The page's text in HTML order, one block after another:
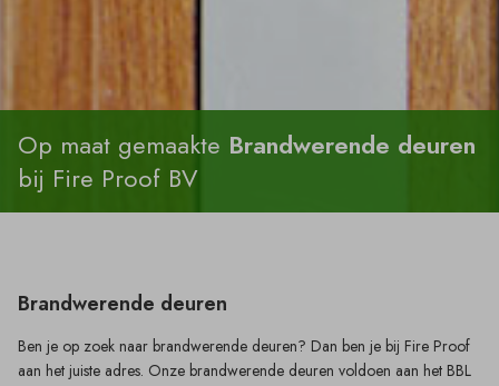
Op maat gemaakte Brandwerende deuren
bij Fire Proof BV
Brandwerende deuren
Ben je op zoek naar brandwerende deuren? Dan ben je bij Fire Proof
aan het juiste adres. Onze brandwerende deuren voldoen aan het BBL